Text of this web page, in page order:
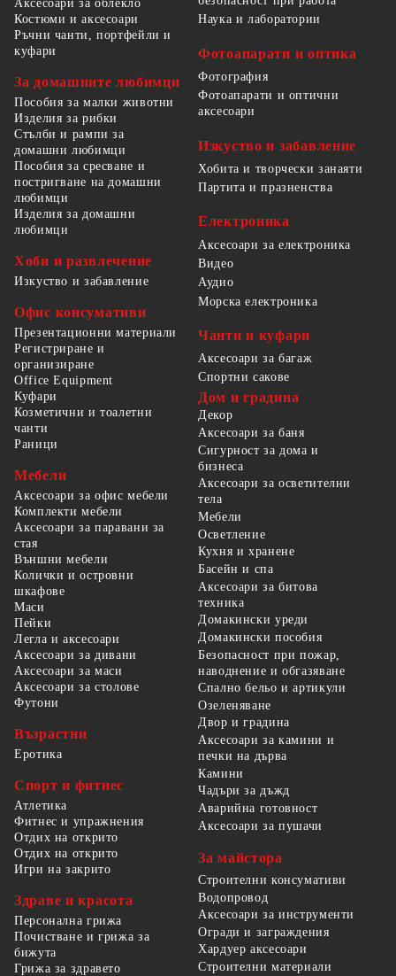
Аксесоари за облекло
Костюми и аксесоари
Ръчни чанти, портфейли и
куфари
За домашните любимци
Пособия за малки животни
Изделия за рибки
Стълби и рампи за
домашни любимци
Пособия за сресване и
постригване на домашни
любимци
Изделия за домашни
любимци
Хоби и развлечение
Изкуство и забавление
Офис консумативи
Презентационни материали
Регистриране и
организиране
Office Equipment
Наука и лаборатории
Фотоапарати и оптика
Фотография
Фотоапарати и оптични
аксесоари
Изкуство и забавление
Хобита и творчески занаяти
Партита и празненства
Електроника
Аксесоари за електроника
Видео
Аудио
Морска електроника
Чанти и куфари
Аксесоари за багаж
Спортни сакове
Куфари
Козметични и тоалетни
чанти
Раници
Мебели
Аксесоари за офис мебели
Комплекти мебели
Аксесоари за паравани за
стая
Външни мебели
Колички и островни
шкафове
Маси
Пейки
Легла и аксесоари
Аксесоари за дивани
Аксесоари за маси
Аксесоари за столове
Футони
Възрастни
Еротика
Спорт и фитнес
Атлетика
Фитнес и упражнения
Отдих на открито
Отдих на открито
Игри на закрито
Здраве и красота
Персонална грижа
Почистване и грижа за
бижута
Грижа за здравето
Дом и градина
Декор
Аксесоари за баня
Сигурност за дома и
бизнеса
Аксесоари за осветителни
тела
Мебели
Осветление
Кухня и хранене
Басейн и спа
Аксесоари за битова
техника
Домакински уреди
Домакински пособия
Безопасност при пожар,
наводнение и обгазяване
Спално бельо и артикули
Озеленяване
Двор и градина
Аксесоари за камини и
печки на дърва
Камини
Чадъри за дъжд
Аварийна готовност
Аксесоари за пушачи
За майстора
Строителни консумативи
Водопровод
Аксесоари за инструменти
Огради и заграждения
Хардуер аксесоари
Строителни материали